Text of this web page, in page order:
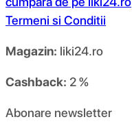
Termeni si Conditii
Magazin: liki24.ro
Cashback: 2 %
Abonare newsletter